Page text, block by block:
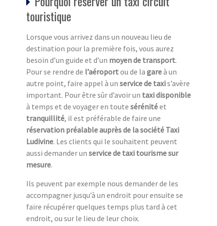
touristique
Lorsque vous arrivez dans un nouveau lieu de
destination pour la première fois, vous aurez
besoin d’un guide et d’un moyen de transport.
Pour se rendre de l’aéroportou de la gareà un
autre point, faire appel à un service de taxis’avère
important. Pour être sûr d’avoir un taxi disponible
à temps et de voyager en toute sérénitéet
tranquillité, il est préférable de faire une
réservation préalable auprès de la société Taxi
Ludivine. Les clients qui le souhaitent peuvent
aussi demander un service de taxi tourisme sur
mesure.
Ils peuvent par exemple nous demander de les
accompagner jusqu’à un endroit pour ensuite se
faire récupérer quelques temps plus tard à cet
endroit, ou sur le lieu de leur choix.